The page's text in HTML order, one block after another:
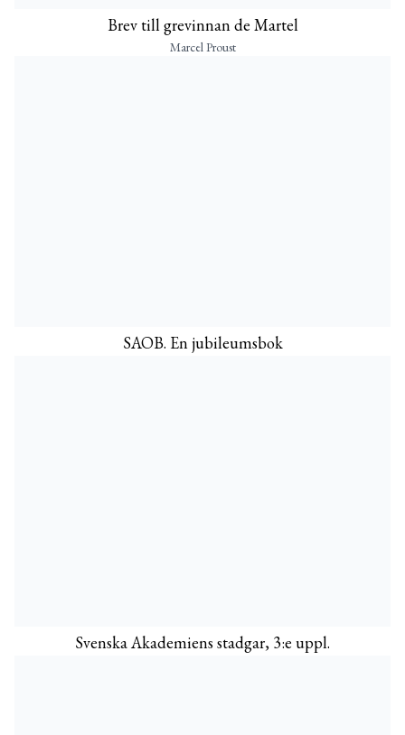
Brev till grevinnan de Martel
Marcel Proust
SAOB. En jubileumsbok
Svenska Akademiens stadgar, 3:e uppl.